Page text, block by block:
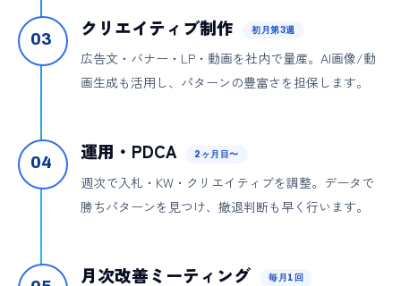
03 クリエイティブ制作 初月第3週
広告文・バナー・LP・動画を社内で量産。AI画像/動
画生成も活用し、パターンの豊富さを担保します。
04 運用・PDCA 2ヶ月目〜
週次で入札・KW・クリエイティブを調整。データで
勝ちパターンを見つけ、撤退判断も早く行います。
月次改善ミーティング 毎月1回